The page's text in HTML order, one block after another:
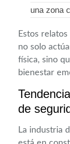
una zona
Estos
no solo
física, sino
bienestar
de
La industria